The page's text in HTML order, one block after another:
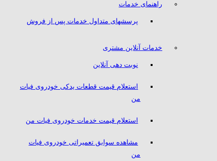
راهنمای خدمات
پرسشهای متداول خدمات پس از فروش
خدمات آنلاین مشتری
نوبت دهی آنلاین
استعلام قیمت قطعات یدکی خودروی فیات
من
استعلام قیمت خدمات خودروی فیات من
مشاهده سوابق تعمیراتی خودروی فیات
من